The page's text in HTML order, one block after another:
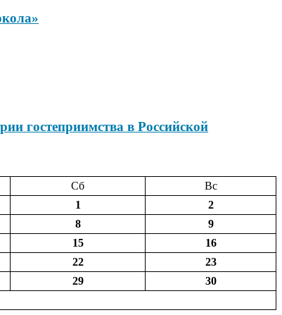
гостеприимства в Российской
Сб
Вс
1
2
8
9
15
16
22
23
29
30